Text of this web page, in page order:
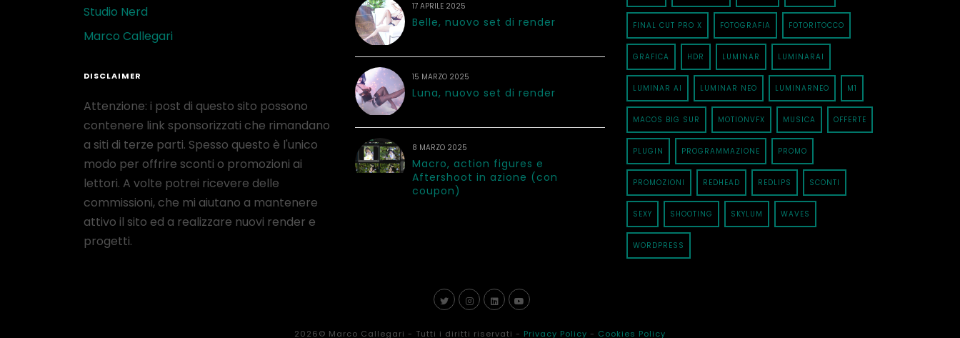
Studio Nerd
Marco Callegari
DISCLAIMER
Attenzione: i post di questo sito possono
contenere link sponsorizzati che rimandano
a siti di terze parti. Spesso questo è l'unico
modo per offrire sconti o promozioni ai
lettori. A volte potrei ricevere delle
commissioni, che mi aiutano a mantenere
attivo il sito ed a realizzare nuovi render e
progetti.
17 APRILE 2025
Belle, nuovo set di render
15 MARZO 2025
Luna, nuovo set di render
8 MARZO 2025
Macro, action figures e
Aftershoot in azione (con
coupon)
FINAL CUT PRO X FOTOGRAFIA FOTORITOCCO
GRAFICA HDR LUMINAR LUMINARAI
LUMINAR AI LUMINAR NEO LUMINARNEO M1
MACOS BIG SUR MOTIONVFX MUSICA OFFERTE
PLUGIN PROGRAMMAZIONE PROMO
PROMOZIONI REDHEAD REDLIPS SCONTI
SEXY SHOOTING SKYLUM WAVES
WORDPRESS
2026© Marco Callegari - Tutti i diritti riservati - Privacy Policy - Cookies Policy